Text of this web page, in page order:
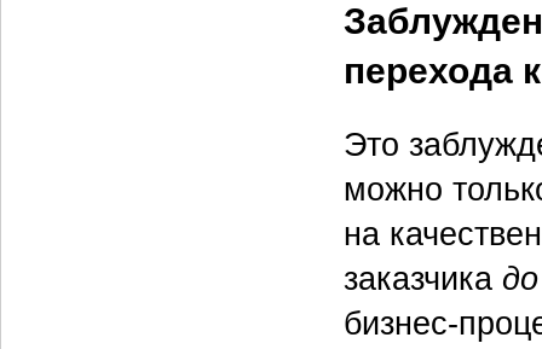
перехода
Это
можно
на
заказчика до
бизнес-